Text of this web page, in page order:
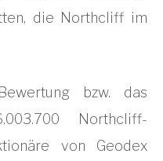
die Northcliff im
bzw. das
Northcliff-
von Geodex